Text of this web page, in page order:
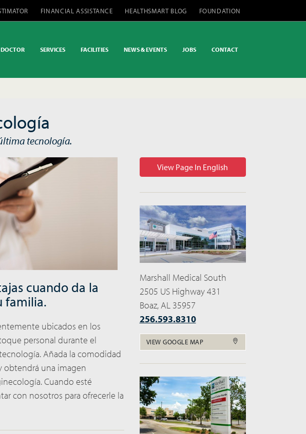
FINANCIAL ASSISTANCE HEALTHSMART BLOG FOUNDATION
SERVICES FACILITIES NEWS & EVENTS JOBS CONTACT
tecnología.
cuando da la
familia.
ubicados en los
personal durante el
Añada la comodidad
obtendrá una imagen
Cuando esté
con nosotros para ofrecerle la
View Page In English
Marshall Medical South
2505 US Highway 431
Boaz, AL 35957
256.593.8310
VIEW GOOGLE MAP